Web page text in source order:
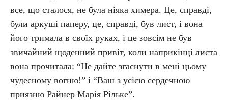
все, що сталося, не була ніяка химера. Це, справді,
були аркуші паперу, це, справді, був лист, і вона
його тримала в своїх руках, і це зовсім не був
звичайний щоденний привіт, коли наприкінці листа
вона прочитала: “Не дайте згаснути в мені цьому
чудесному вогню!” і “Ваш з усією сердечною
приязню Райнер Марія Рільке”.